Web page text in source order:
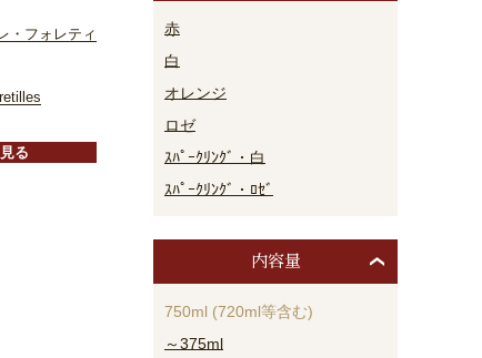
・フォレティ
る
赤
白
オレンジ
ロゼ
ｽﾊﾟｰｸﾘﾝｸﾞ・白
ｽﾊﾟｰｸﾘﾝｸﾞ・ﾛｾﾞ
内容量
750ml (720ml等含む)
～375ml